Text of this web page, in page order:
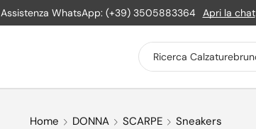
Assistenza WhatsApp: (+39) 3505883364 Apri la chat
Home DONNA SCARPE Sneakers